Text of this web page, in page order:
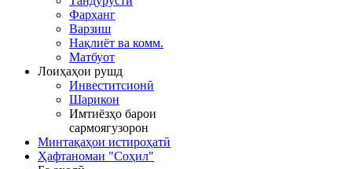
Фарҳанг
Варзиш
Нақлиёт ва комм.
Матбуот
Лоиҳаҳои рушд
Инвеститсионӣ
Шарикон
Имтиёзҳо барои
сармоягузорон
Минтақаҳои истироҳатӣ
Ҳафтаномаи "Соҳил"